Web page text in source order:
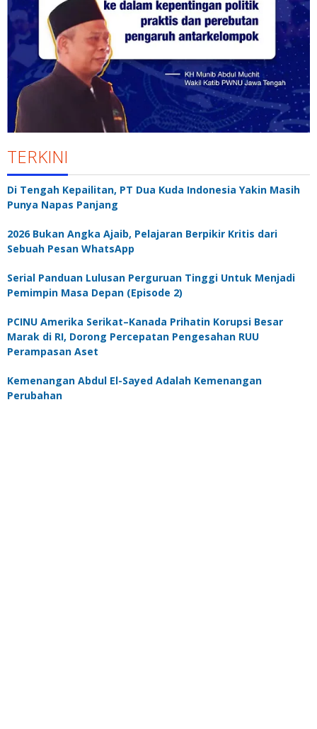
TERKINI
Di Tengah Kepailitan, PT Dua Kuda Indonesia Yakin Masih
Punya Napas Panjang
2026 Bukan Angka Ajaib, Pelajaran Berpikir Kritis dari
Sebuah Pesan WhatsApp
Serial Panduan Lulusan Perguruan Tinggi Untuk Menjadi
Pemimpin Masa Depan (Episode 2)
PCINU Amerika Serikat–Kanada Prihatin Korupsi Besar
Marak di RI, Dorong Percepatan Pengesahan RUU
Perampasan Aset
Kemenangan Abdul El-Sayed Adalah Kemenangan
Perubahan